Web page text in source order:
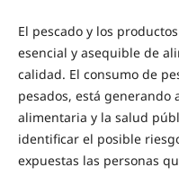
El pescado y los
esencial y asequible de
calidad. El consumo de
pesados, está generando
alimentaria y la salud
identificar el posible
expuestas las personas